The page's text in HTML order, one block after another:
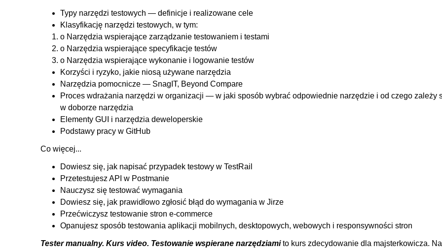
5.4. Formularze - input
5.5. Formularze - textarea
5.6. Formularze cd.
5.7. Formularze - checkbox
5.8. Dropdown list
5.9. Pop-up i okno modalne
5.10. Alert i toast
5.11. Karty i karuzela
5.12. Breadcrumb, paginacja, loader i pasek postępu
5.13. Tooltip
5.14. Testowanie e-commerce
5.15. Zasady testowania aplikacji mobilnych
5.16. Narzędzia deweloperskie
6. Planowanie testów, sesja testowania eksploracyjnego i raport końcowy
6.1. Plan testów według normy IEEE829
6.2. Tworzenie planu testów
Typy narzędzi testowych — definicje i realizowane cele
Klasyfikację narzędzi testowych, w tym:
o Narzędzia wspierające zarządzanie testowaniem i testami
o Narzędzia wspierające specyfikacje testów
o Narzędzia wspierające wykonanie i logowanie testów
Korzyści i ryzyko, jakie niosą używane narzędzia
Narzędzia pomocnicze — SnagIT, Beyond Compare
Proces wdrażania narzędzi w organizacji — w jaki sposób wybrać odpowiednie narzędzie i od czego zależy
w doborze narzędzia
Elementy GUI i narzędzia deweloperskie
Podstawy pracy w GitHub
Co więcej...
Dowiesz się, jak napisać przypadek testowy w TestRail
Przetestujesz API w Postmanie
Nauczysz się testować wymagania
Dowiesz się, jak prawidłowo zgłosić błąd do wymagania w Jirze
Przećwiczysz testowanie stron e-commerce
Opanujesz sposób testowania aplikacji mobilnych, desktopowych, webowych i responsywności stron
Tester manualny. Kurs video. Testowanie wspierane narzędziamito kurs zdecydowanie dla majsterkowicza. Na